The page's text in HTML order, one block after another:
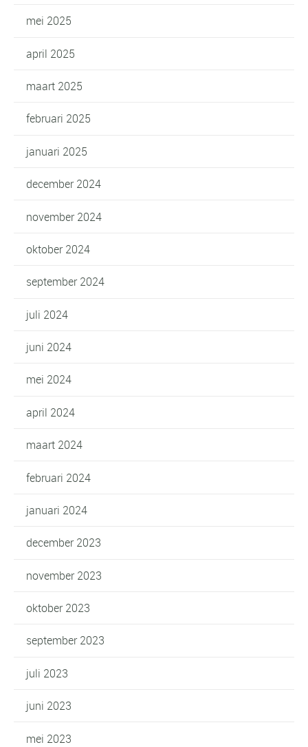
mei 2025
april 2025
maart 2025
februari 2025
januari 2025
december 2024
november 2024
oktober 2024
september 2024
juli 2024
juni 2024
mei 2024
april 2024
maart 2024
februari 2024
januari 2024
december 2023
november 2023
oktober 2023
september 2023
juli 2023
juni 2023
mei 2023